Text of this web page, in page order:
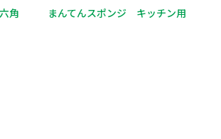
角 まんてんスポンジ キッチン用